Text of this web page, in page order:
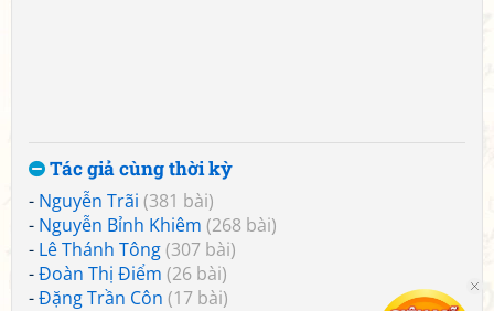
Tác giả cùng thời kỳ
- Nguyễn Trãi (381 bài)
- Nguyễn Bỉnh Khiêm (268 bài)
- Lê Thánh Tông(307 bài)
-Đoàn Thị Điểm (26 bài)
-Đặng Trần Côn (17 bài)